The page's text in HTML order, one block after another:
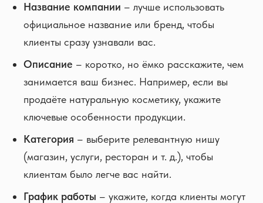
Название компании – лучше использовать
официальное название или бренд, чтобы
клиенты сразу узнавали вас.
Описание – коротко, но ёмко расскажите, чем
занимается ваш бизнес. Например, если вы
продаёте натуральную косметику, укажите
ключевые особенности продукции.
Категория – выберите релевантную нишу
(магазин, услуги, ресторан и т. д.), чтобы
клиентам было легче вас найти.
График работы – укажите, когда клиенты могут